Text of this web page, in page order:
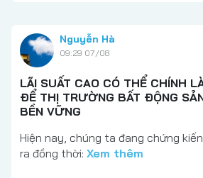
Nguyễn Hà
09:29 07/08
LÃI SUẤT CAO CÓ THỂ CHÍNH
ĐỂ THỊ TRƯỜNG BẤT ĐỘNG
BỀN VỮNG
Hiện nay, chúng ta đang chứng
ra đồng thời: Xem thêm